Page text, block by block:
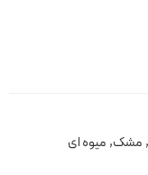
, مشک, میوه ای